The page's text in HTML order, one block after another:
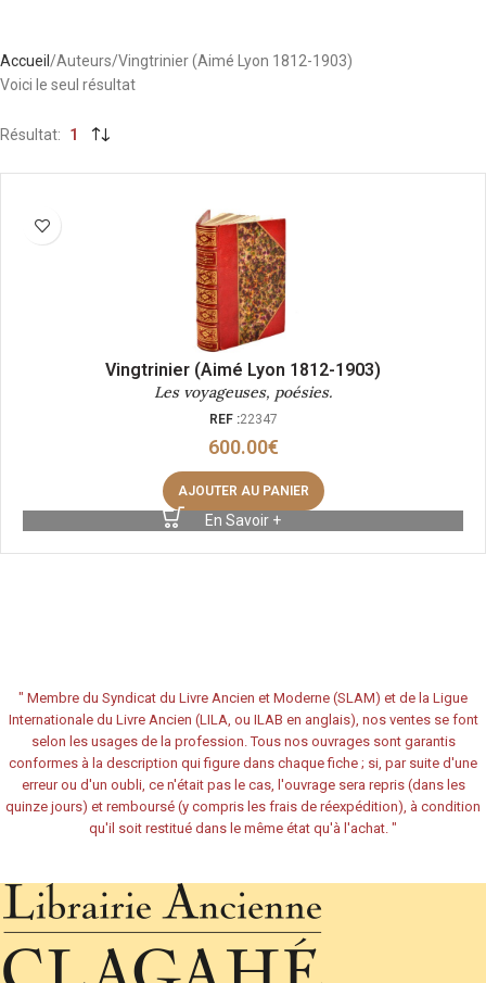
Accueil Auteurs Vingtrinier (Aimé Lyon 1812-1903)
Voici le seul résultat
Résultat 1
Vingtrinier (Aimé Lyon 1812-1903)
Les voyageuses, poésies.
REF :22347
600.00€
AJOUTER AU PANIER
En Savoir +
" Membre du Syndicat du Livre Ancien et Moderne (SLAM) et de la Ligue
Internationale du Livre Ancien (LILA, ou ILAB en anglais), nos ventes se font
selon les usages de la profession. Tous nos ouvrages sont garantis
conformes à la description qui figure dans chaque fiche ; si, par suite d'une
erreur ou d'un oubli, ce n'était pas le cas, l'ouvrage sera repris (dans les
quinze jours) et remboursé (y compris les frais de réexpédition), à condition
qu'il soit restitué dans le même état qu'à l'achat. "